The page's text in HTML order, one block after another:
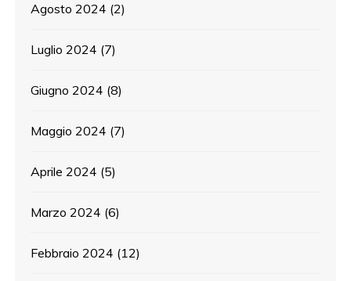
Agosto 2024 (2)
Luglio 2024 (7)
Giugno 2024 (8)
Maggio 2024 (7)
Aprile 2024 (5)
Marzo 2024 (6)
Febbraio 2024 (12)